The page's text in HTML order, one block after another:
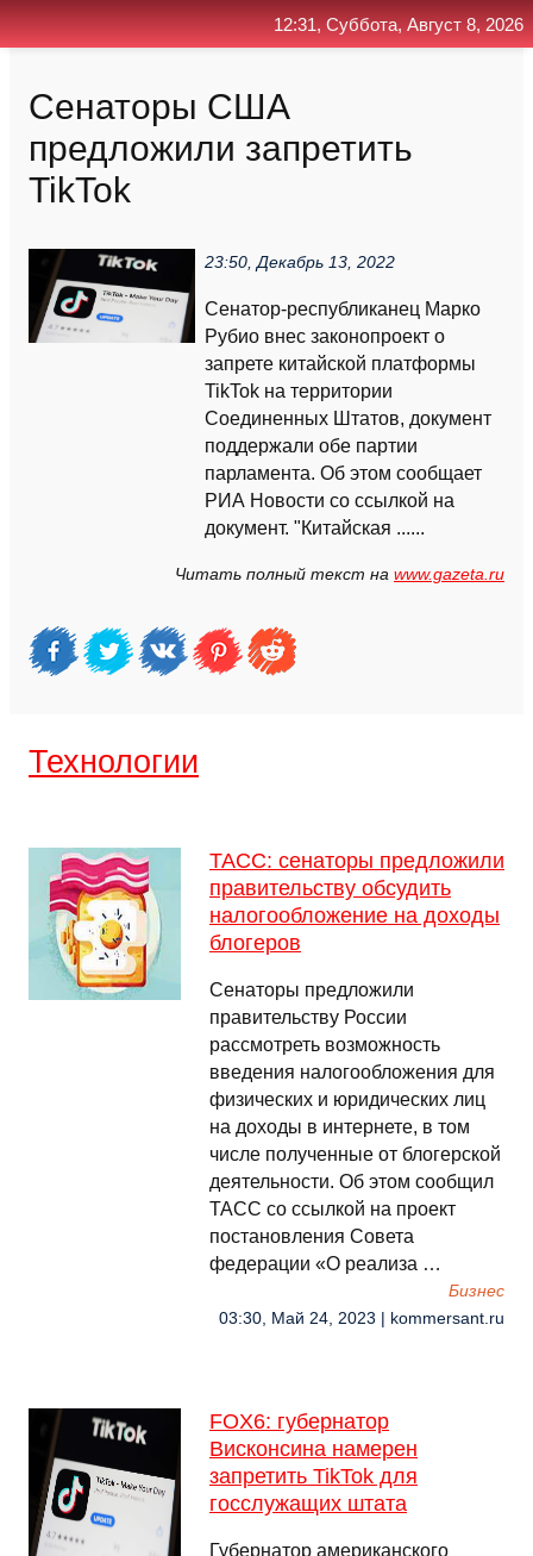
Сенаторы США
предложили запретить
TikTok
23:50, Декабрь 13, 2022
Сенатор-республиканец Марко
Рубио внес законопроект о
запрете китайской платформы
TikTok на территории
Соединенных Штатов, документ
поддержали обе партии
парламента. Об этом сообщает
РИА Новости со ссылкой на
документ. "Китайская ......
Читать полный текст на www.gazeta.ru
Технологии
ТАСС: сенаторы предложили
правительству обсудить
налогообложение на доходы
блогеров
Сенаторы предложили
правительству России
рассмотреть возможность
введения налогообложения для
физических и юридических лиц
на доходы в интернете, в том
числе полученные от блогерской
деятельности. Об этом сообщил
ТАСС со ссылкой на проект
постановления Совета
федерации «О реализа …
Бизнес
03:30, Май 24, 2023 | kommersant.ru
FOX6: губернатор
Висконсина намерен
запретить TikTok для
госслужащих штата
Губернатор американского
12:31, Суббота, Август 8, 2026